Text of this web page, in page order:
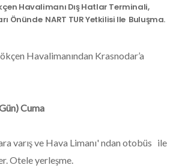
Havalimanı Dış Hatlar Terminali,
Önünde NART TUR Yetkilisi Ile Buluşma.
Havalimanından Krasnodar’a
Cuma
varış ve Hava Limanı' ndan otobüs ile
Otele yerleşme.